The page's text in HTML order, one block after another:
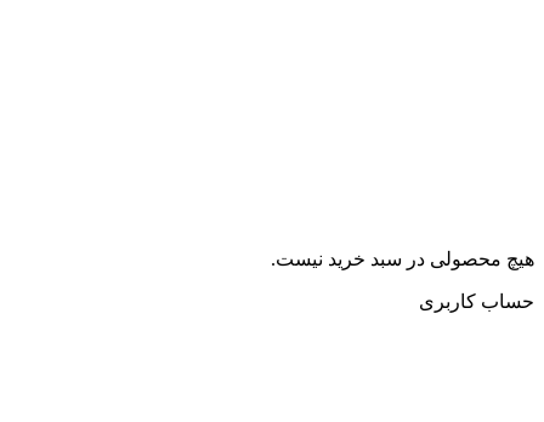
هیچ محصولی در سبد خرید نیست.
حساب کاربری